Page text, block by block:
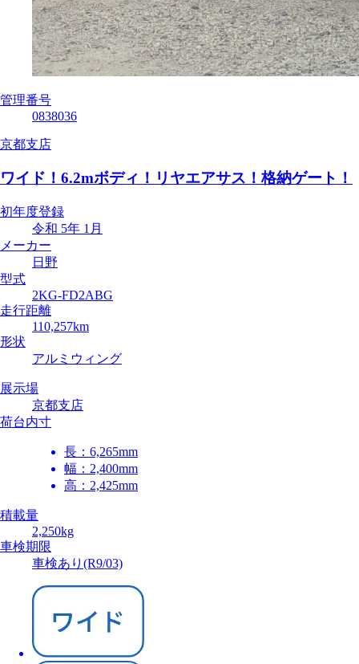
管理番号
0838036
京都支店
ワイド！6.2mボディ！リヤエアサス！格納ゲート！
初年度登録
令和 5年 1月
メーカー
日野
型式
2KG-FD2ABG
走行距離
110,257km
形状
アルミウィング
展示場
京都支店
荷台内寸
長： 6,265mm
幅： 2,400mm
高： 2,425mm
積載量
2,250kg
車検期限
車検あり(R9/03)